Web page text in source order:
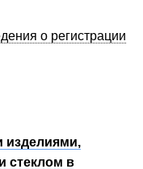
о регистрации
изделиями,
стеклом в